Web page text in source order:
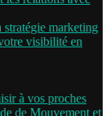
stratégie marketing
visibilité en
à vos proches
de Mouvement et